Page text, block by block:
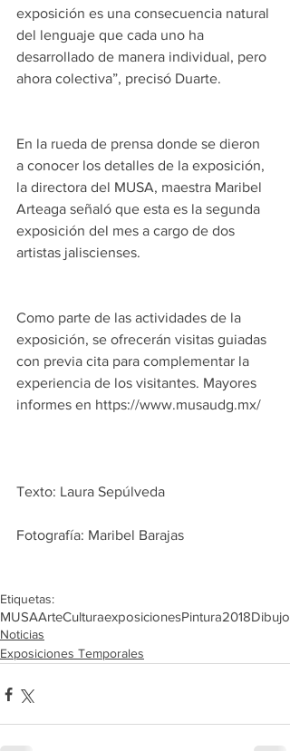
exposición es una consecuencia natural
del lenguaje que cada uno ha
desarrollado de manera individual, pero
ahora colectiva”, precisó Duarte.
En la rueda de prensa donde se dieron
a conocer los detalles de la exposición,
la directora del MUSA, maestra Maribel
Arteaga señaló que esta es la segunda
exposición del mes a cargo de dos
artistas jaliscienses.
Como parte de las actividades de la
exposición, se ofrecerán visitas guiadas
con previa cita para complementar la
experiencia de los visitantes. Mayores
informes en https://www.musaudg.mx/
Texto: Laura Sepúlveda
Fotografía: Maribel Barajas
Etiquetas:
MUSAArteCulturaexposicionesPintura2018Dibujo
Noticias
Exposiciones Temporales